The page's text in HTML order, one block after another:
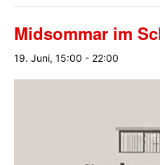
Midsommar im
19. Juni, 15:00 - 22:00